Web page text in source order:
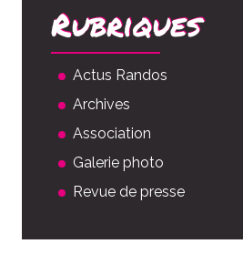
Rubriques
Actus Randos
Archives
Association
Galerie photo
Revue de presse